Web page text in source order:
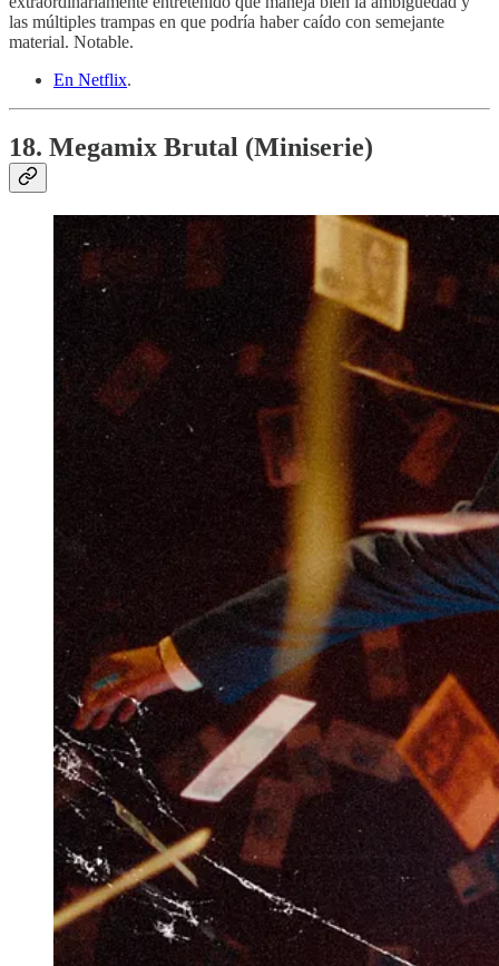
las múltiples trampas en que podría haber caído con semejante
material. Notable.
En Netflix.
18. Megamix Brutal (Miniserie)